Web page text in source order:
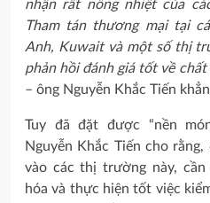
nhận rất nồng nhiệt của
Tham tán thương mại tại
Anh, Kuwaitvà một số thị
phản hồi đánh giá tốt về
– ông Nguyễn Khắc Tiến
Tuy đã đặt được “nền
Nguyễn Khắc Tiến cho
vào các thị trường này,
hóa và thực hiện tốt việc